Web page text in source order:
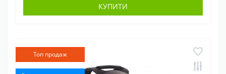
КУПИТИ
Топ продаж